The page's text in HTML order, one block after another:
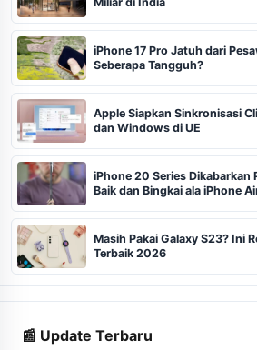
iPhone 17 Pro Jatuh dari
Seberapa Tangguh?
Apple Siapkan Sinkronisasi
dan Windows di UE
iPhone 20 Series Dikabarkan
Baik dan Bingkai ala iPhone
Masih Pakai Galaxy S23? Ini
Terbaik 2026
📰 Update Terbaru